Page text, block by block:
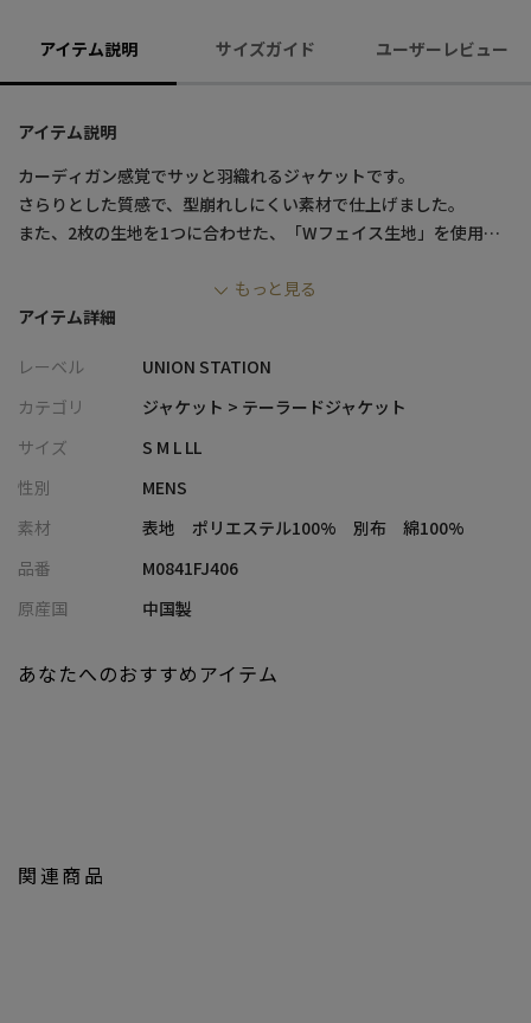
アイテム説明 サイズガイド ユーザーレビュー
アイテム説明
カーディガン感覚でサッと羽織れるジャケットです。
さらりとした質感で、型崩れしにくい素材で仕上げました。
また、2枚の生地を1つに合わせた、「Wフェイス生地」を使用し
そのため肌に触れる部分も触り心地がよいのが特徴的です。
内ポケットと、胸元のフェイクチーフもポイント。
トが絶妙なバランスでコーディネートをまとめます。
「さりげない上品さ」をキーワードに大人に向けた、素材感と着
心地にこだわったアイテムを展開。
私たちは服を通してみなさまの心が明るくなったりワクワクした
※画像の商品はサンプルとなりますので実際の商品と仕様、加
もっと見る
アイテム詳細
レーベル
UNION STATION
カテゴリ
ジャケット > テーラードジャケット
サイズ
S M L LL
性別
MENS
素材
表地 ポリエステル100% 別布 綿100%
品番
M0841FJ406
原産国
中国製
関連商品
あなたへのおすすめアイテム